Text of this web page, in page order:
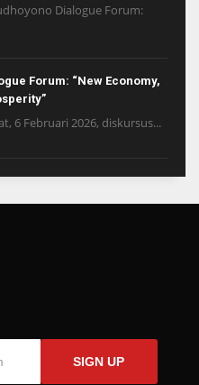
Dialogue Forum:
Forum: “New Economy,
6 Februari 2026, diskursus...
SIGN UP